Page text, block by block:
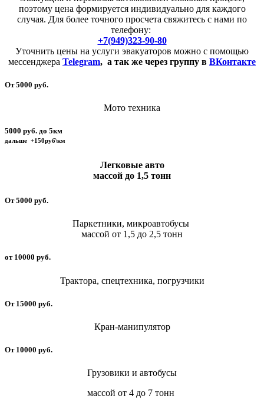
поэтому цена формируется индивидуально для каждого
случая. Для более точного просчета свяжитесь с нами по
телефону:
+7(949)323-90-80
Уточнить цены на услуги эвакуаторов можно с помощью
мессенджера Telegram, а так же через группу в ВКонтакте
От 5000 руб.
Мото техника
5000 руб. до 5км
дальше +150руб\км
Легковые авто
массой до 1,5 тонн
От 5000 руб.
Паркетники, микроавтобусы
массой от 1,5 до 2,5 тонн
от 10000 руб.
Трактора, спецтехника, погрузчики
От 15000 руб.
Кран-манипулятор
От 10000 руб.
Грузовики и автобусы
массой от 4 до 7 тонн